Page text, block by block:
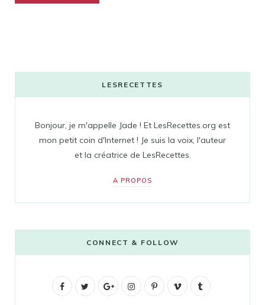
LESRECETTES
Bonjour, je m'appelle Jade ! Et LesRecettes.org est
mon petit coin d'Internet ! Je suis la voix, l'auteur
et la créatrice de LesRecettes.
A PROPOS
CONNECT & FOLLOW
F
G
I
P
V